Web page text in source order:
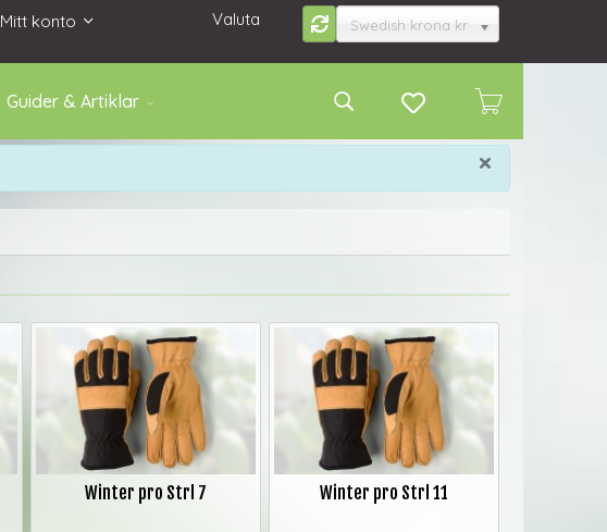
Mitt konto Valuta Swedish krona kr
Guider & Artiklar
×
Winter pro Strl 7 Winter pro Strl 11